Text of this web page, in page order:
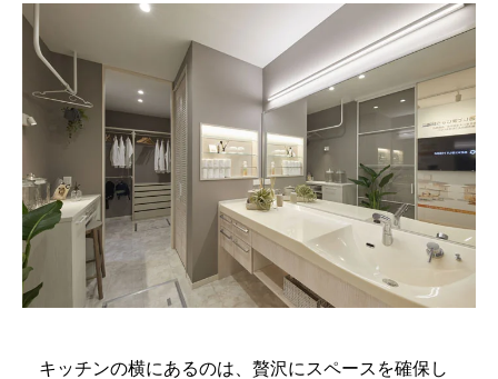
キッチンの横にあるのは、贅沢にスペースを確保し